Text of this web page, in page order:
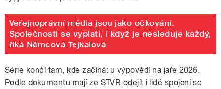
Veřejnoprávní média jsou jako očkování.
Společnosti se vyplatí, i když je nesleduje každý,
říká Němcová Tejkalová
Série končí tam, kde začíná: u výpovědí na jaře 2026.
Podle dokumentu mají ze STVR odejít i lidé spojení se